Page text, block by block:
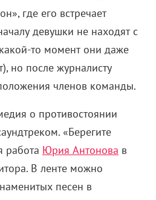
но после журналисту
членов команды.
о противостоянии
«Берегите
работаЮрия Антоновав
В ленте можно
песен в
а также рок-группы
фильма должно было